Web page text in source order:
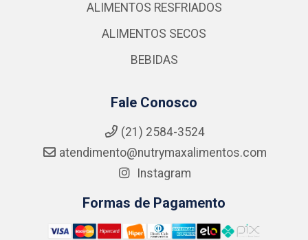
ALIMENTOS RESFRIADOS
ALIMENTOS SECOS
BEBIDAS
Fale Conosco
(21) 2584-3524
atendimento@nutrymaxalimentos.com
Instagram
Formas de Pagamento